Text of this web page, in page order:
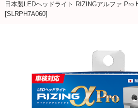
日本製LEDヘッドライト RIZINGアルファ Pro
[SLRPH7A060]